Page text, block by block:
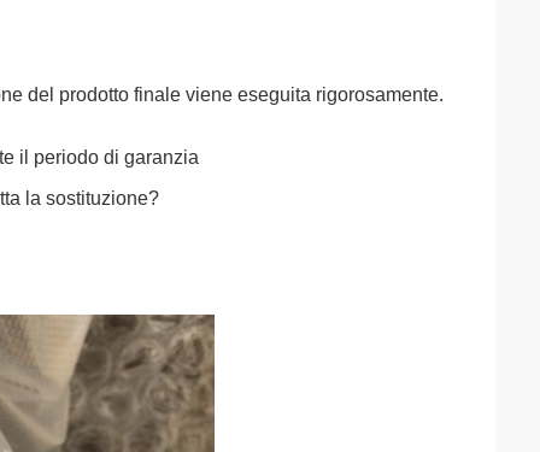
del prodotto finale viene eseguita rigorosamente.
il periodo di garanzia
la sostituzione?